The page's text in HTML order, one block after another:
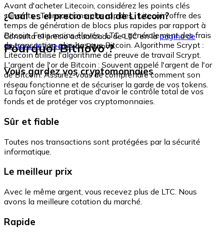
Avant d'acheter Litecoin, considérez les points clés
suivants : Transactions plus rapides : Litecoin offre des
temps de génération de blocs plus rapides par rapport à
Bitcoin. Frais moins élevés : LTC a généralement des frais
de transaction plus bas que Bitcoin. Algorithme Scrypt :
Litecoin utilise l'algorithme de preuve de travail Scrypt.
L'argent de l'or de Bitcoin : Souvent appelé l'argent de l'or
de Bitcoin. Assurez-vous de comprendre comment son
réseau fonctionne et de sécuriser la garde de vos tokens.
¿Cuál es el precio actual de Litecoin?
Consulta el precio actualizado de LTC en lapágina de
compra de Litecoinde Bitnovo.
Pourquoi Bitnovo ?
Vous gardez vos cryptomonnaies
La façon sûre et pratique d'avoir le contrôle total de vos
fonds et de protéger vos cryptomonnaies.
Sûr et fiable
Toutes nos transactions sont protégées par la sécurité
informatique.
Le meilleur prix
Avec le même argent, vous recevez plus de LTC. Nous
avons la meilleure cotation du marché.
Rapide